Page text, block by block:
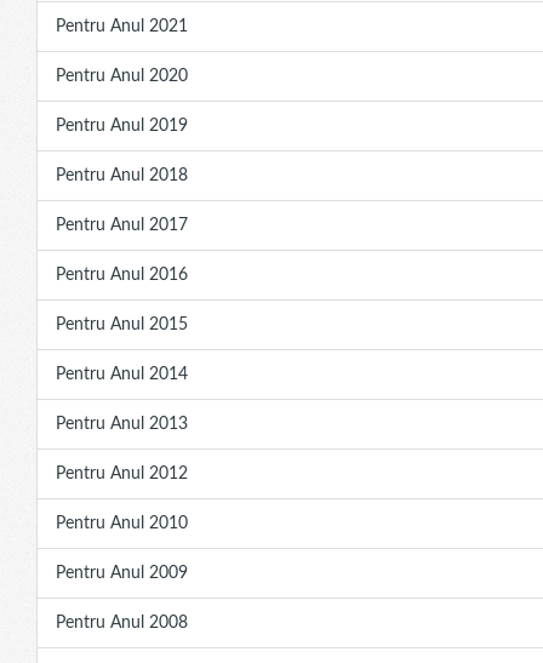
Pentru Anul 2021
Pentru Anul 2020
Pentru Anul 2019
Pentru Anul 2018
Pentru Anul 2017
Pentru Anul 2016
Pentru Anul 2015
Pentru Anul 2014
Pentru Anul 2013
Pentru Anul 2012
Pentru Anul 2010
Pentru Anul 2009
Pentru Anul 2008